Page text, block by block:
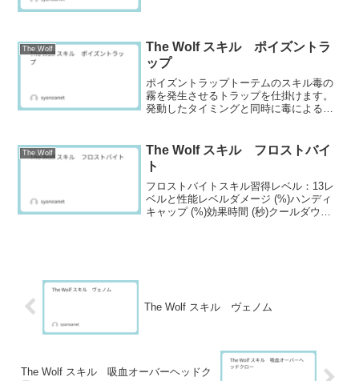
ようにするため...
The Wolf
The Wolf スキル ポイズントラ
ップ
ポイズントラップトーテムのスキル毒の
霧を発生させるトラップを仕掛けます。
発動したタイミングと同時に毒による継
（%）ダメージ（%/秒）効果時間 (秒)最
大トラップ数クールダ...
The Wolf
The Wolf スキル フロストバイ
ト
フロストバイトスキル習得レベル：13レ
ベルと性能レベルダメージ (%)ハンディ
キャップ (%)効果時間 (秒)クールダウン
The Wolf スキル ヴェノム
The Wolf スキル 吸血オーバーヘッドク